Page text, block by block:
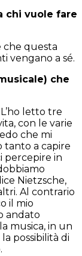
chi vuole fare
che questa
vengano a sé.
che
letto tre
con le varie
che mi
tanto a capire
percepire in
Nietzsche,
Al contrario
il mio
andato
musica, in un
possibilità di